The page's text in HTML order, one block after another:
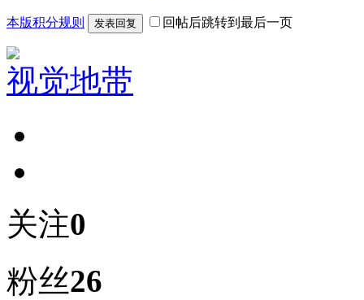
本版积分规则 发表回复 回帖后跳转到最后一页
视觉地带
关注0
粉丝26